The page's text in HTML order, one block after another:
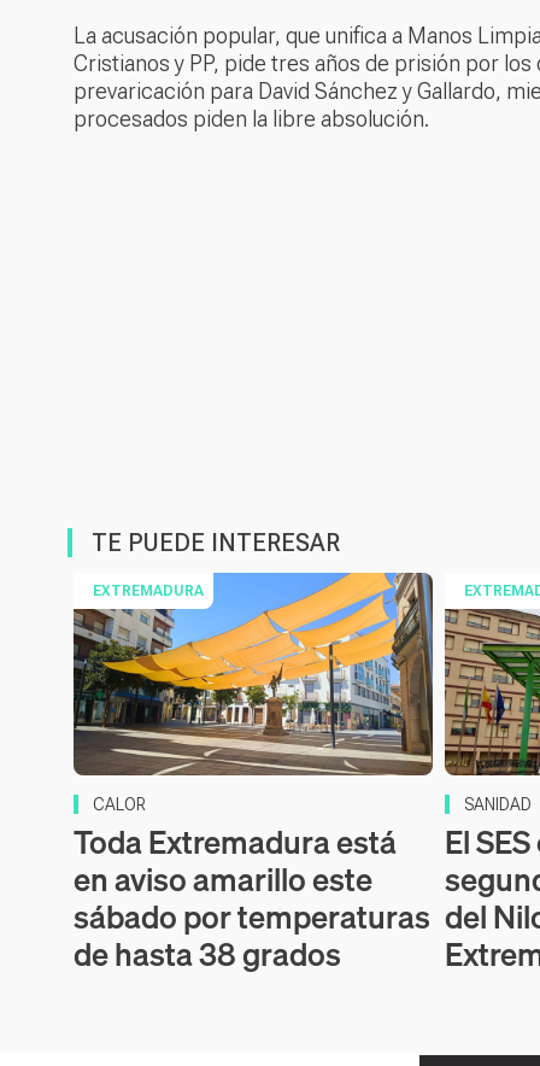
La acusación popular, que unifica a Manos
Cristianos y PP, pide tres años de prisión por
prevaricación para David Sánchez y Gallardo,
procesados piden la libre absolución.
TE PUEDE INTERESAR
EXTREMADURA
CALOR
Toda Extremadura está
en aviso amarillo este
sábado por temperaturas
de hasta 38 grados
SANIDAD
El
del